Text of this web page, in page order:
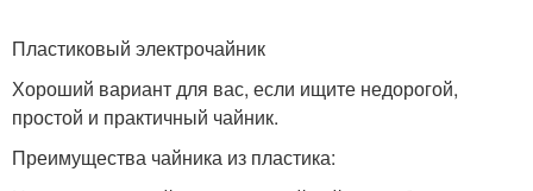
Пластиковый электрочайник
Хороший вариант для вас, если ищите недорогой,
простой и практичный чайник.
Преимущества чайника из пластика: